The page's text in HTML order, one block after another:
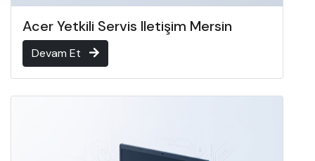
Acer Yetkili Servis Iletişim Mersin
Devam Et